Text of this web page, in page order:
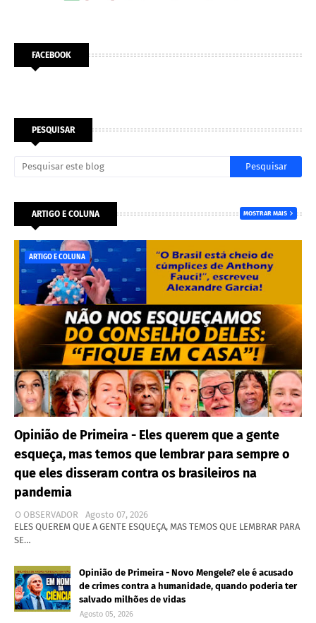
FACEBOOK
PESQUISAR
ARTIGO E COLUNA MOSTRAR MAIS
ARTIGO E COLUNA
Opinião de Primeira - Eles querem que a gente
esqueça, mas temos que lembrar para sempre o
que eles disseram contra os brasileiros na
pandemia
O OBSERVADOR
Agosto 07, 2026
ELES QUEREM QUE A GENTE ESQUEÇA, MAS TEMOS QUE LEMBRAR PARA
SE…
Opinião de Primeira - Novo Mengele? ele é acusado
de crimes contra a humanidade, quando poderia ter
salvado milhões de vidas
Agosto 05, 2026